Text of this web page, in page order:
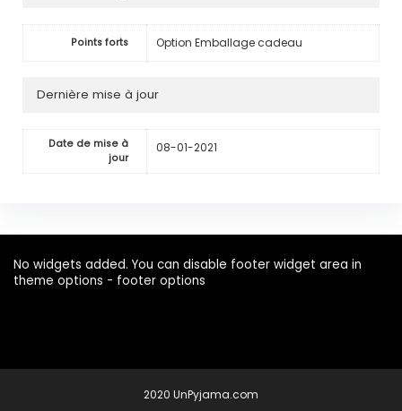
Points forts Option Emballage cadeau
Dernière mise à jour
Date de mise à
jour
08-01-2021
No widgets added. You can disable footer widget area in
theme options - footer options
2020 UnPyjama.com